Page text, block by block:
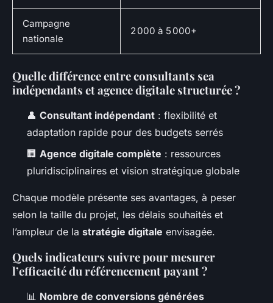
Campagne
nationale
2 000 à 5 000+
Quelle différence entre consultants sea
indépendants et agence digitale structurée ?
👤 Consultant indépendant : flexibilité et
adaptation rapide pour des budgets serrés
🏢 Agence digitale complète : ressources
pluridisciplinaires et vision stratégique globale
Chaque modèle présente ses avantages, à peser
selon la taille du projet, les délais souhaités et
l’ampleur de la stratégie digitale envisagée.
Quels indicateurs suivre pour mesurer
l’efficacité du référencement payant ?
📊 Nombre de conversions générées